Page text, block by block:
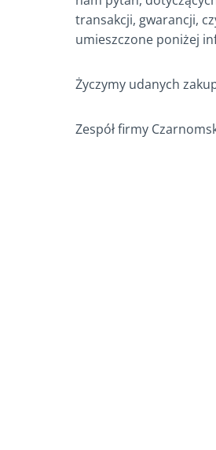
transakcji, gwarancji,
umieszczone poniżej
Życzymy udanych
Zespół firmy